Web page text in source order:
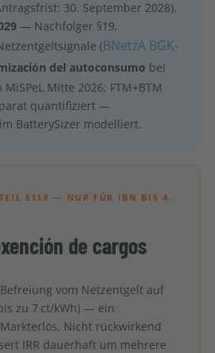
30. September 2028).
— Nachfolger §19,
(BNetzA BGK-
del autoconsumo bei
Mitte 2026: FTM+BTM
quantifiziert —
BatterySizer modelliert.
§118 — NUR FÜR IBN BIS 4.
de cargos
Befreiung vom Netzentgelt auf
zu 7 ct/kWh) — ein
Nicht rückwirkend
IRR dauerhaft um mehrere